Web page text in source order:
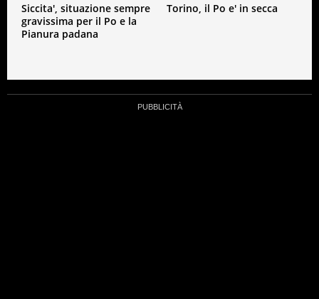
Siccita', situazione sempre
gravissima per il Po e la
Pianura padana
Torino, il Po e' in secca